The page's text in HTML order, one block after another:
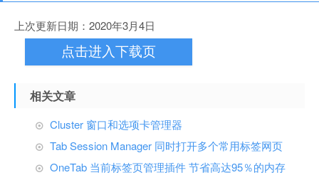
上次更新日期：2020年3月4日
点击进入下载页
相关文章
Cluster 窗口和选项卡管理器
Tab Session Manager 同时打开多个常用标签网页
OneTab 当前标签页管理插件 节省高达95％的内存